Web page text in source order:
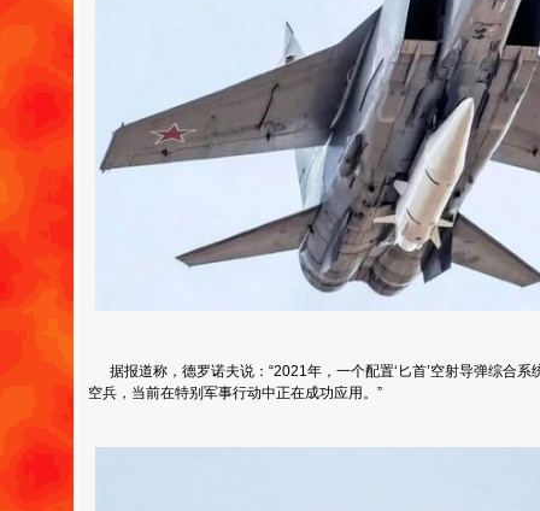
据报道称，德罗诺夫说：“2021年，一个配置‘匕首’空射导弹综合系
空兵，当前在特别军事行动中正在成功应用。”